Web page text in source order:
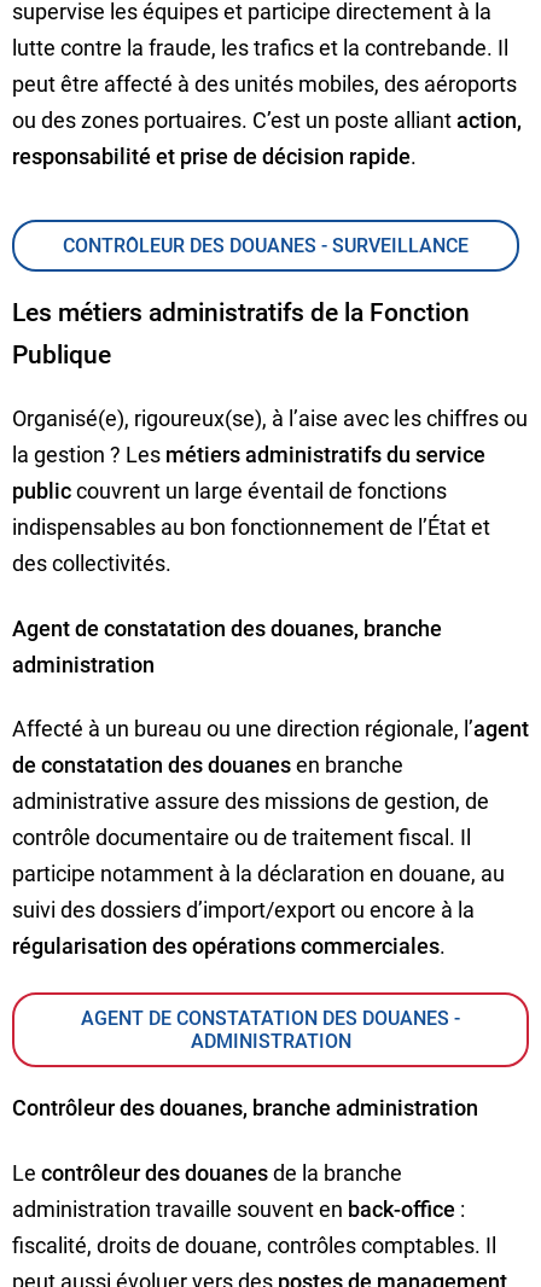
supervise les équipes et participe directement à la
lutte contre la fraude, les trafics et la contrebande. Il
peut être affecté à des unités mobiles, des aéroports
ou des zones portuaires. C’est un poste alliantaction,
responsabilité et prise de décision rapide.
CONTRÔLEUR DES DOUANES - SURVEILLANCE
Les métiers administratifs de la Fonction
Publique
Organisé(e), rigoureux(se), à l’aise avec les chiffres ou
la gestion ? Les métiers administratifs du service
publiccouvrent un large éventail de fonctions
indispensables au bon fonctionnement de l’État et
des collectivités.
Agent de constatation des douanes, branche
administration
Affecté à un bureau ou une direction régionale, l’agent
de constatation des douanesen branche
administrative assure des missions de gestion, de
contrôle documentaire ou de traitement fiscal. Il
participe notamment à la déclaration en douane, au
suivi des dossiers d’import/export ou encore à la
régularisation des opérations commerciales.
AGENT DE CONSTATATION DES DOUANES -
ADMINISTRATION
Contrôleur des douanes, branche administration
Le contrôleur des douanesde la branche
administration travaille souvent en back-office :
fiscalité, droits de douane, contrôles comptables. Il